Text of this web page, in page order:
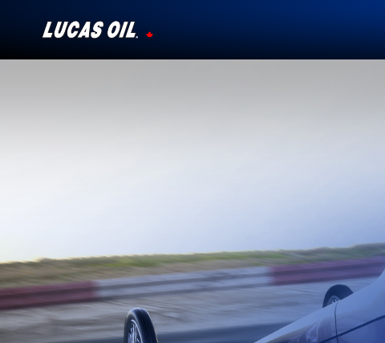
Trouver un Détaillant
Mon Véhicule